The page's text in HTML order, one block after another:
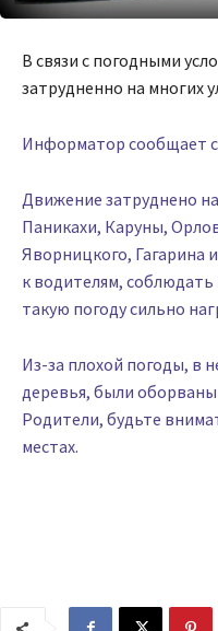
В связи с погодными
затрудненно на многих
Информатор сообщает
Движение затруднено
Паникахи, Каруны,
Яворницкого, Гагарина
к водителям,
такую погоду сильно
Из-за плохой погоды, в
деревья, были
Родители, будьте
местах.